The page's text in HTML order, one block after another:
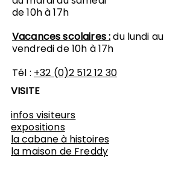
de 10h à 17h
Vacances scolaires :du lundi au
vendredi de 10h à 17h
Tél : +32 (0)2 512 12 30
VISITE
infos visiteurs
expositions
​la cabane à histoires
la maison de Freddy